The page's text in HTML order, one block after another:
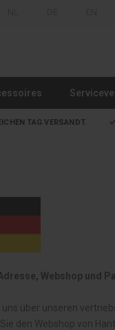
TAG VERSANDT.
Webshop und
über unseren
den Webshop von